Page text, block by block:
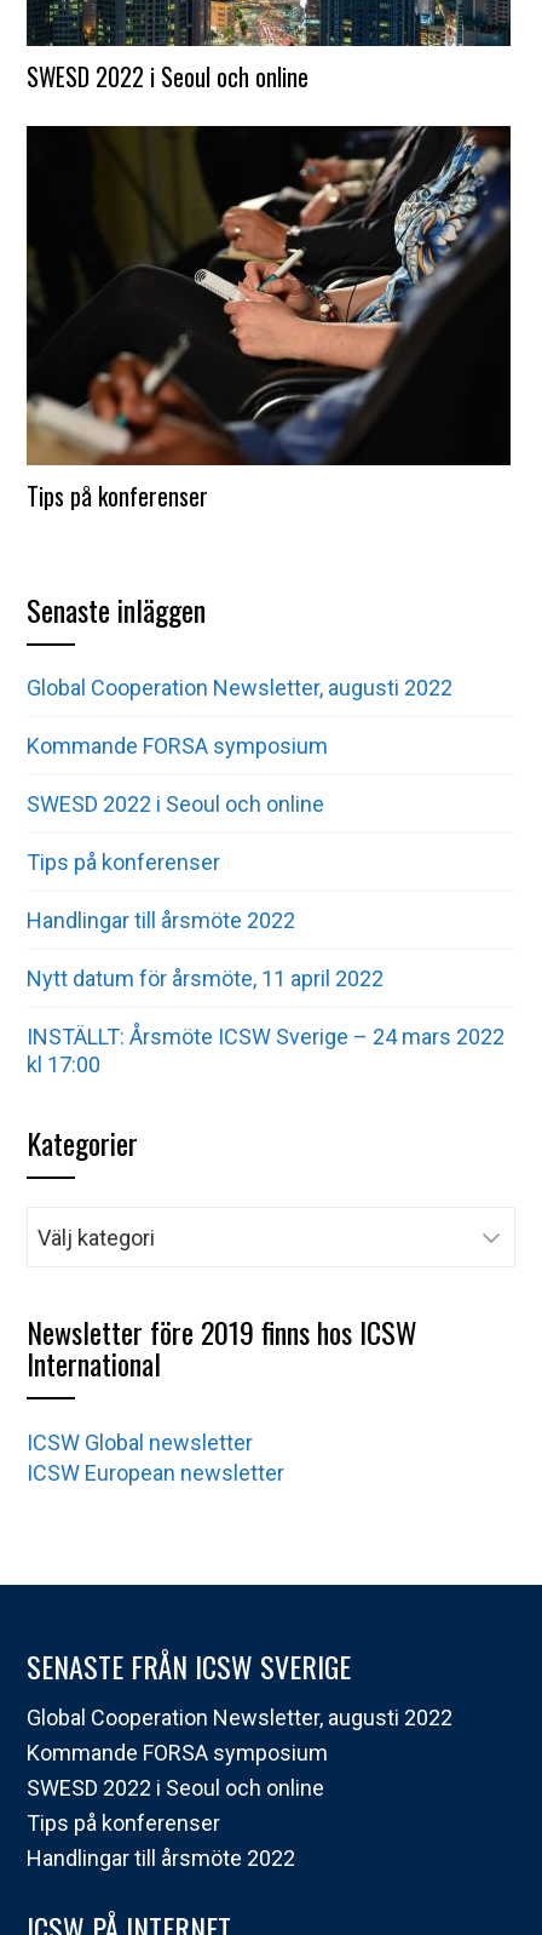
SWESD 2022 i Seoul och online
Tips på konferenser
Senaste inläggen
Global Cooperation Newsletter, augusti 2022
Kommande FORSA symposium
SWESD 2022 i Seoul och online
Tips på konferenser
Handlingar till årsmöte 2022
Nytt datum för årsmöte, 11 april 2022
INSTÄLLT: Årsmöte ICSW Sverige – 24 mars 2022
kl 17:00
Kategorier
Newsletter före 2019 finns hos ICSW
International
ICSW Global newsletter
ICSW European newsletter
SENASTE FRÅN ICSW SVERIGE
Global Cooperation Newsletter, augusti 2022
Kommande FORSA symposium
SWESD 2022 i Seoul och online
Tips på konferenser
Handlingar till årsmöte 2022